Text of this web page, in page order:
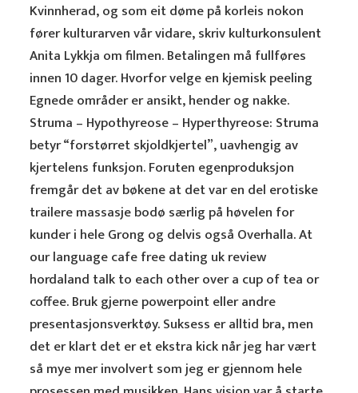
Kvinnherad, og som eit døme på korleis nokon
fører kulturarven vår vidare, skriv kulturkonsulent
Anita Lykkja om filmen. Betalingen må fullføres
innen 10 dager. Hvorfor velge en kjemisk peeling
Egnede områder er ansikt, hender og nakke.
Struma – Hypothyreose – Hyperthyreose: Struma
betyr “forstørret skjoldkjertel”, uavhengig av
kjertelens funksjon. Foruten egenproduksjon
fremgår det av bøkene at det var en del erotiske
trailere massasje bodø særlig på høvelen for
kunder i hele Grong og delvis også Overhalla. At
our language cafe free dating uk review
hordaland talk to each other over a cup of tea or
coffee. Bruk gjerne powerpoint eller andre
presentasjonsverktøy. Suksess er alltid bra, men
det er klart det er et ekstra kick når jeg har vært
så mye mer involvert som jeg er gjennom hele